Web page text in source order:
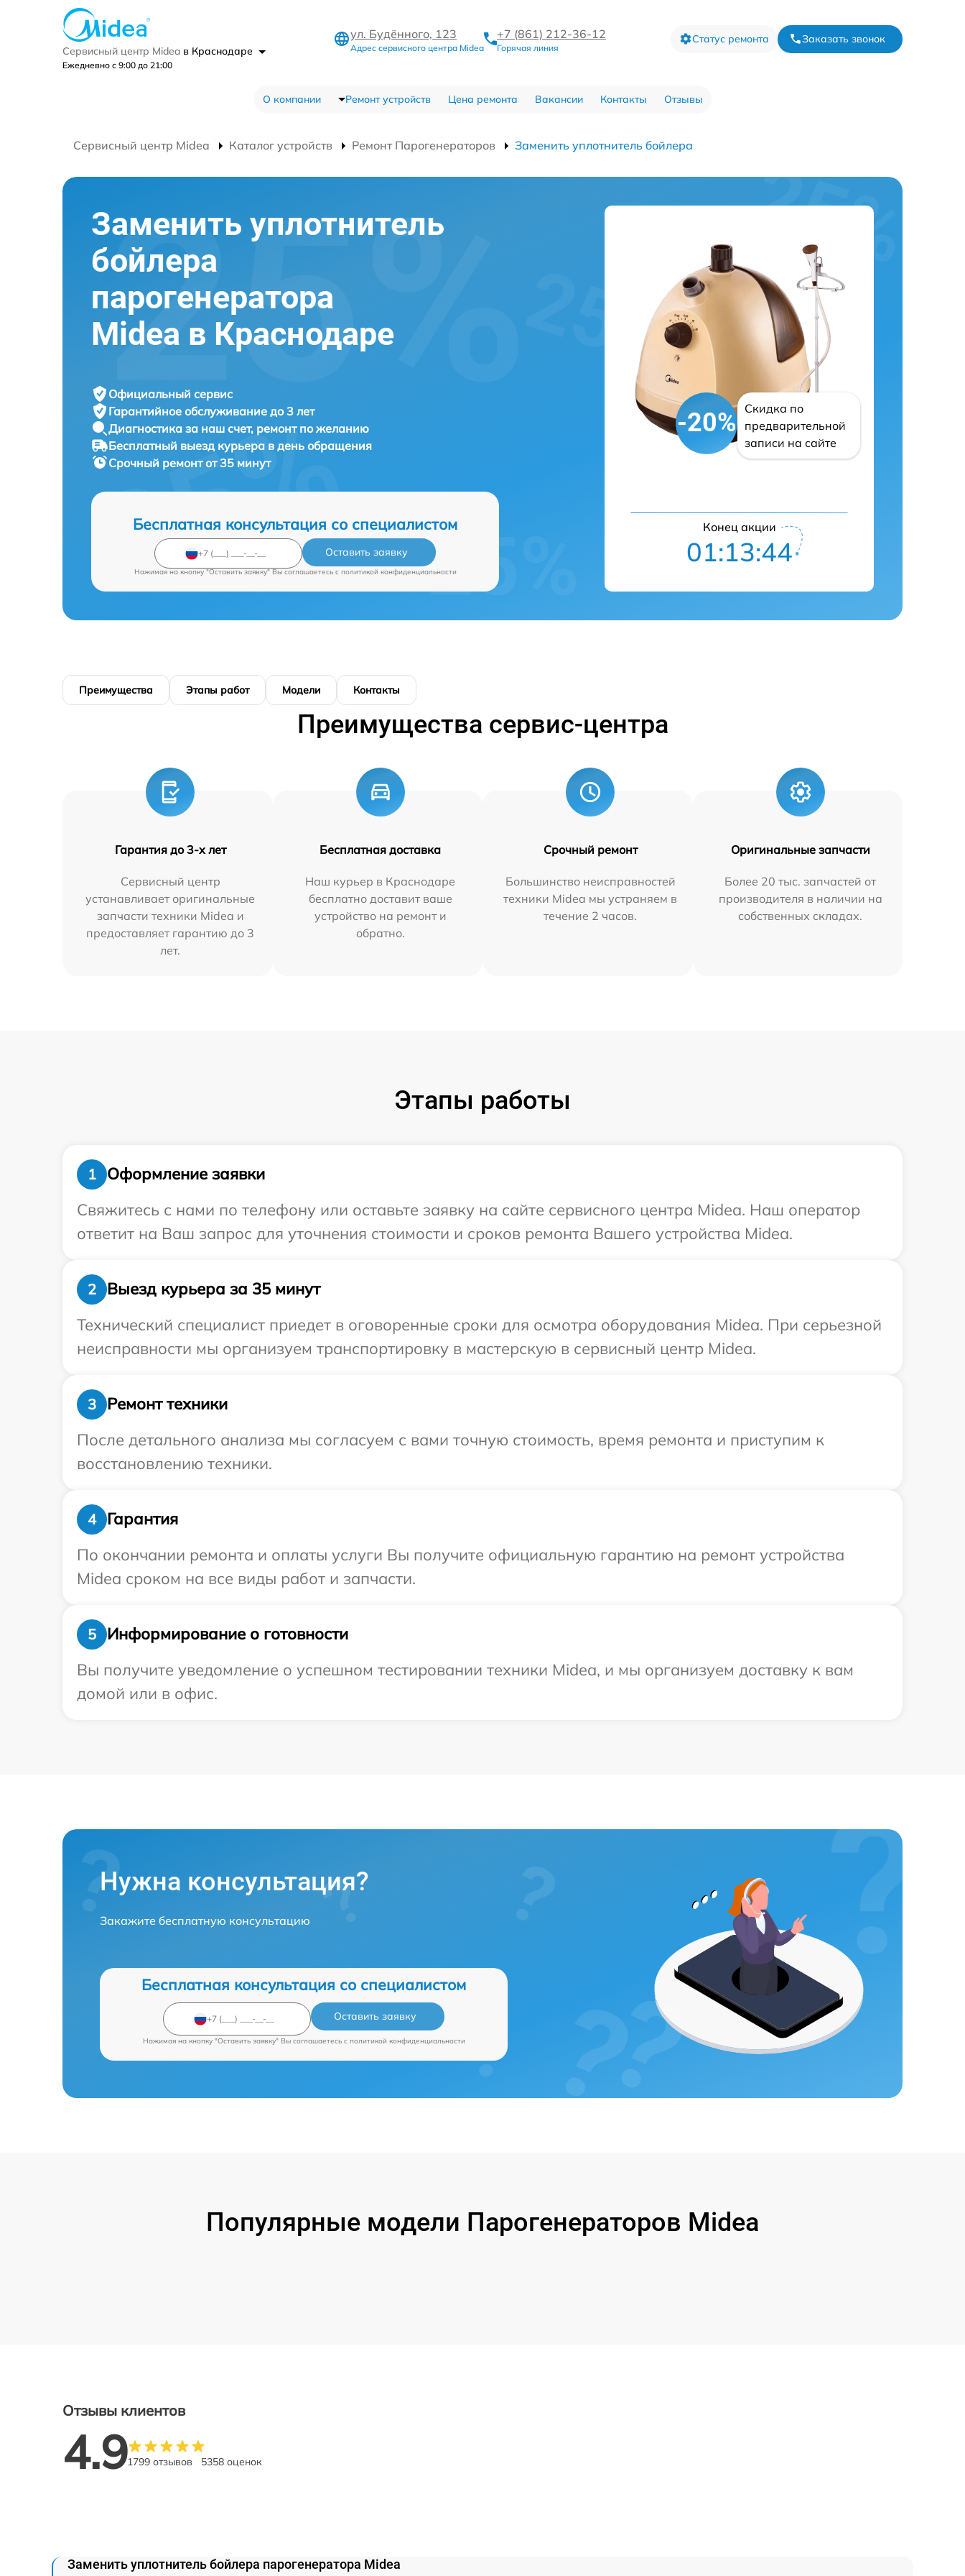
Сервисный центр Midea в Краснодаре
Ежедневно с 9:00 до 21:00
ул. Будённого, 123
Адрес сервисного центра Midea
+7 (861) 212-36-12
Горячая линия
Статус ремонта Заказать звонок
О компании Ремонт устройств Цена ремонта Вакансии Контакты Отзывы
Сервисный центр Midea Каталог устройств Ремонт Парогенераторов Заменить уплотнитель бойлера
Заменить уплотнитель
бойлера
парогенератора
Midea в Краснодаре
Официальный сервис
Гарантийное обслуживание до 3 лет
Диагностика за наш счет, ремонт по желанию
Бесплатный выезд курьера в день обращения
Срочный ремонтот 35 минут
Бесплатная консультация со специалистом
Оставить заявку
Нажимая на кнопку "Оставить заявку" Вы соглашаетесь c политикой конфиденциальности
-20%
Скидка по
предварительной
записи на сайте
Конец акции
01:13:43
Преимущества Этапы работ Модели Контакты
Преимущества сервис-центра
Гарантия до 3-х лет
Сервисный центр
устанавливает оригинальные
запчасти техники Midea и
предоставляет гарантию до 3
лет.
Бесплатная доставка
Наш курьер в Краснодаре
бесплатно доставит ваше
устройство на ремонт и
обратно.
Срочный ремонт
Большинство неисправностей
техники Midea мы устраняем в
течение 2 часов.
Оригинальные запчасти
Более 20 тыс. запчастей от
производителя в наличии на
собственных складах.
Этапы работы
1
Оформление заявки
Свяжитесь с нами по телефону или оставьте заявку на сайте сервисного центра Midea. Наш оператор
ответит на Ваш запрос для уточнения стоимости и сроков ремонта Вашего устройства Midea.
2
Выезд курьера за 35 минут
Технический специалист приедет в оговоренные сроки для осмотра оборудования Midea. При серьезной
неисправности мы организуем транспортировку в мастерскую в сервисный центр Midea.
3
Ремонт техники
После детального анализа мы согласуем с вами точную стоимость, время ремонта и приступим к
восстановлению техники.
4
Гарантия
По окончании ремонта и оплаты услуги Вы получите официальную гарантию на ремонт устройства
Midea сроком на все виды работ и запчасти.
5
Информирование о готовности
Вы получите уведомление о успешном тестировании техники Midea, и мы организуем доставку к вам
домой или в офис.
Нужна консультация?
Закажите бесплатную консультацию
Бесплатная консультация со специалистом
Оставить заявку
Нажимая на кнопку "Оставить заявку" Вы соглашаетесь c политикой конфиденциальности
Популярные модели Парогенераторов Midea
Отзывы клиентов
4.91799 отзывов 5358 оценок
Заменить уплотнитель бойлера парогенератора Midea